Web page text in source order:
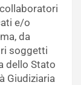
e/o
da
soggetti
dello Stato
Giudiziaria